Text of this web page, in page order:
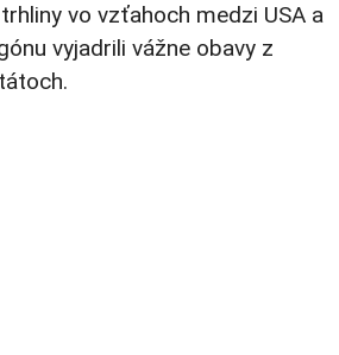
vo vzťahoch medzi USA a
vyjadrili vážne obavy z